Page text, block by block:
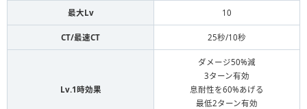
最大Lv 10
CT/最速CT 25秒/10秒
Lv.1時効果
ダメージ50%減
3ターン有効
息耐性を60%あげる
最低2ターン有効